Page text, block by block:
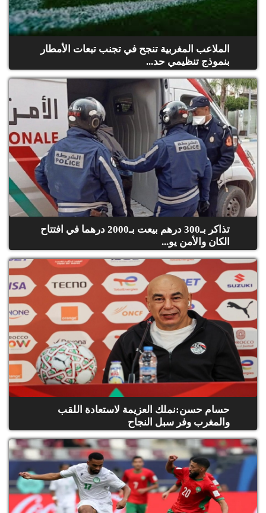
الملاعب المغربية تنجح في تجنب تبعات الأمطار
بنموذج تنظيمي حد...
تذاكر بـ300 درهم بيعت بـ2000 درهما في افتتاح
الكان والأمن يو...
حسام حسن:نملك العزيمة لاستعادة اللقب
والمغرب وفر سبل النجاح